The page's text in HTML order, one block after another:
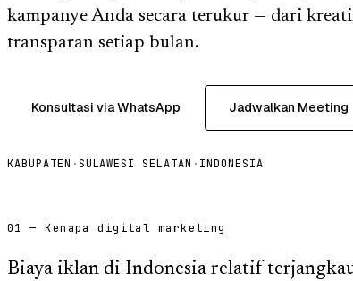
kampanye Anda secara terukur — dari
transparan setiap bulan.
Konsultasi via WhatsApp Jadwalkan Meeting
KABUPATEN · SULAWESI SELATAN · INDONESIA
01 — Kenapa digital marketing
Biaya iklan di Indonesia relatif